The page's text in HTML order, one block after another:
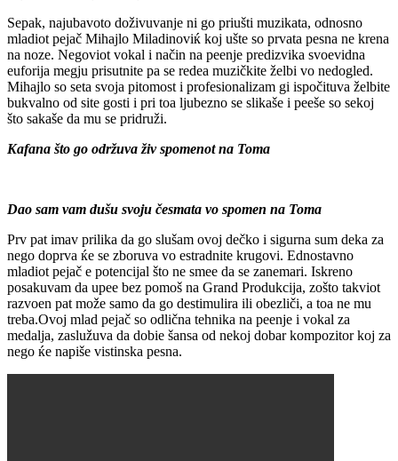
Sepak, najubavoto doživuvanje ni go priušti muzikata, odnosno
mladiot pejač Mihajlo Miladinoviќ koj ušte so prvata pesna ne krena
na noze. Negoviot vokal i način na peenje predizvika svoevidna
euforija megju prisutnite pa se redea muzičkite želbi vo nedogled.
Mihajlo so seta svoja pitomost i profesionalizam gi ispočituva želbite
bukvalno od site gosti i pri toa ljubezno se slikaše i peeše so sekoj
što sakaše da mu se pridruži.
Kafana što go održuva živ spomenot na Toma
Dao sam vam dušu svoju česmata vo spomen na Toma
Prv pat imav prilika da go slušam ovoj dečko i sigurna sum deka za
nego doprva ќe se zboruva vo estradnite krugovi. Ednostavno
mladiot pejač e potencijal što ne smee da se zanemari. Iskreno
posakuvam da upee bez pomoš na Grand Produkcija, zošto takviot
razvoen pat može samo da go destimulira ili obezliči, a toa ne mu
treba.Ovoj mlad pejač so odlična tehnika na peenje i vokal za
medalja, zaslužuva da dobie šansa od nekoj dobar kompozitor koj za
nego ќe napiše vistinska pesna.